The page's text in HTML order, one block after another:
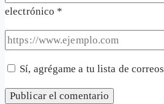
electrónico *
Sí, agrégame a tu lista de correos